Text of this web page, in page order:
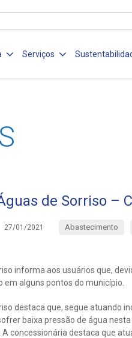
Serviços
de Sorriso –
27/01/2021 Abastecimento
informa aos usuários que,
em alguns pontos do município.
destaca que, segue atuando
baixa pressão de água
A concessionária destaca que